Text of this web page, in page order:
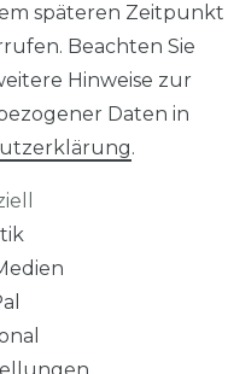
späteren Zeitpunkt
Beachten Sie
Hinweise zur
Daten in
.